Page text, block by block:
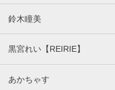
鈴木瞳美
黒宮れい【REIRIE】
あかちゃす